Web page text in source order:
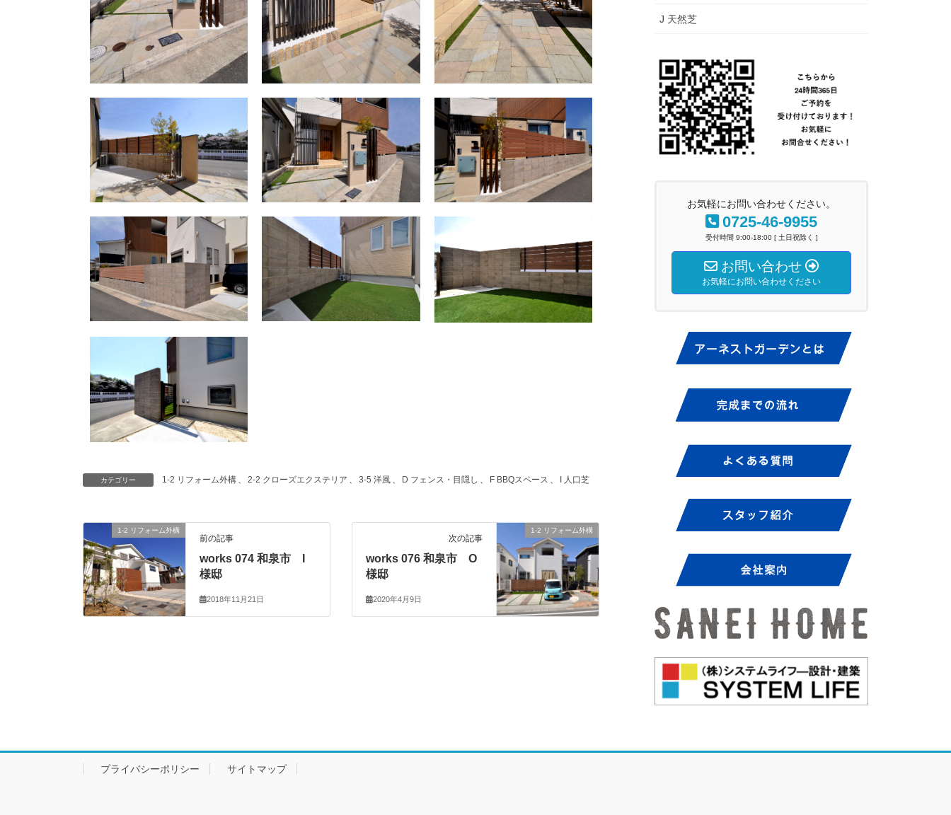
カテゴリー 1-2 リフォーム外構 2-2 クローズエクステリア 3-5 洋風 D フェンス・目隠し F BBQスペース I 人口芝
1-2 リフォーム外構
前の記事
works 074 和泉市 I
様邸
2018年11月21日
1-2 リフォーム外構
次の記事
works 076 和泉市 O
様邸
2020年4月9日
J 天然芝
お気軽にお問い合わせください。
0725-46-9955
受付時間 9:00-18:00 [ 土日祝除く ]
お問い合わせ
お気軽にお問い合わせください
プライバシーポリシー サイトマップ